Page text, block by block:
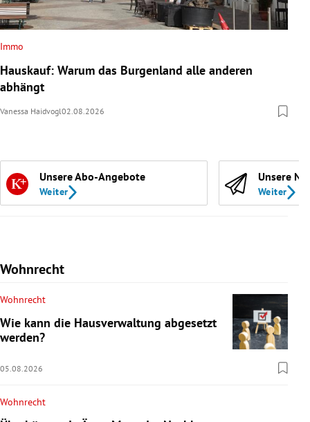
Immo
Hauskauf: Warum das Burgenland alle anderen
abhängt
Vanessa Haidvogl02.08.2026
Unsere Abo-Angebote
Weiter
Unsere
Weiter
Wohnrecht
Wohnrecht
Wie kann die Hausverwaltung abgesetzt
werden?
05.08.2026
Wohnrecht